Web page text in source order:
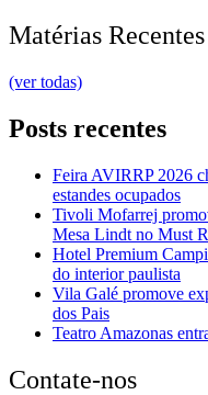
Matérias Recentes
(ver todas)
Posts recentes
Feira AVIRRP 2026
estandes ocupados
Tivoli Mofarrej
Mesa Lindt no Must
Hotel Premium
do interior paulista
Vila Galé promove
dos Pais
Teatro Amazonas
Contate-nos